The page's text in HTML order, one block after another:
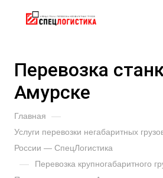
Перевозка
Амурске
Главная —
Услуги перевозки негабаритных
России — СпецЛогистика
— Перевозка крупногабаритного